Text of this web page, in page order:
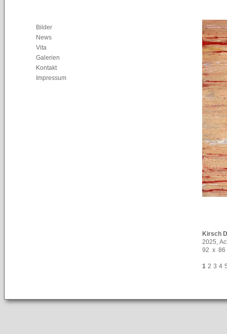
Kirsch
2025,
92 x 86
1 2 3 4
Bilder
News
Vita
Galerien
Kontakt
Impressum